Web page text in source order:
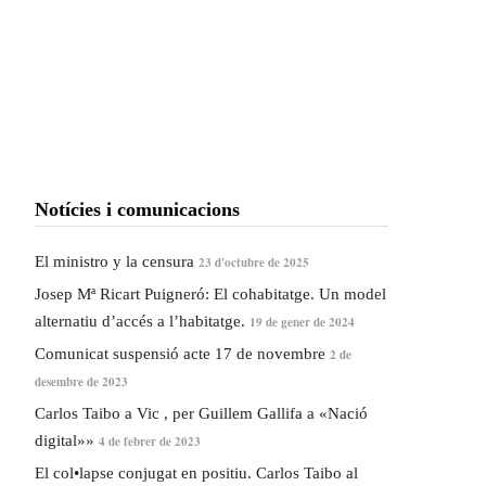
Notícies i comunicacions
El ministro y la censura 23 d'octubre de 2025
Josep Mª Ricart Puigneró: El cohabitatge. Un model
alternatiu d’accés a l’habitatge. 19 de gener de 2024
Comunicat suspensió acte 17 de novembre 2 de
desembre de 2023
Carlos Taibo a Vic , per Guillem Gallifa a «Nació
digital»» 4 de febrer de 2023
El col•lapse conjugat en positiu. Carlos Taibo al